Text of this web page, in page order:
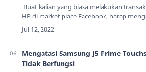
Buat kalian yang biasa melakukan
HP di market place Facebook, harap
kode cek HP semua merek, agar tidak
atau kesalah pahaman saat CODan atau …
Mengatasi Samsung J5 Prime
Tidak Berfungsi